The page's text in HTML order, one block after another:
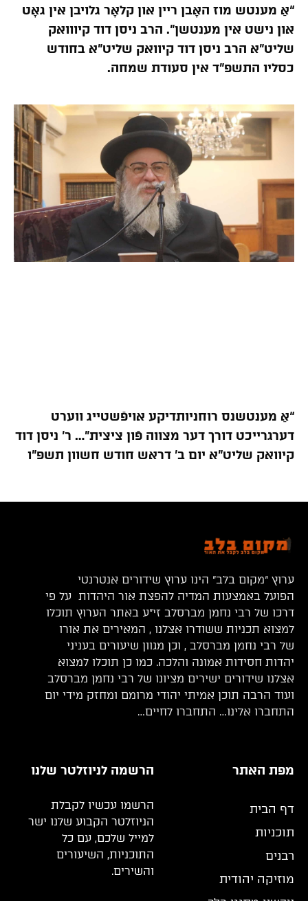
“אַ מענטש מוז האָבן ריין און קלאָר גלויבן אין גאָט
און נישט אין מענטשן”. הרב ניסן דוד קיווואק
שליט”א הרב ניסן דוד קיוואק שליט”א בחודש
כסליו התשפ”ד אין סעודת שמחה.
“אַ מענטשנס רוחניותדיקע אויפֿשטייג ווערט
דערגרייכט דורך דער מצווה פֿון ציצית”… ר’ ניסן דוד
קיוואק שליט”א יום ב’ דראש חודש חשוון תשפ”ו
ערוץ “מקום בלב” הינו ערוץ שידורים אנטרנטי
הפועל באמצעות המדיה להפצת אור היהדות על פי
דרכו של רבי נחמן מברסלב זי”ע באתר הערוץ תוכלו
למצוא תכניות ששודרו אצלנו , המאירים את אורו
של רבי נחמן מברסלב , וכן מגוון שיעורים בעניני
יהדות חסידות אמונה והלכה. כמו כן תוכלו למצוא
אצלנו שידורים ישירים מציונו של רבי נחמן מברסלב
ועוד הרבה תוכן אמיתי יהודי מרומם ומחזק מידי יום
התחברו אלינו… התחברו לחיים…
מפת האתר
דף הבית
תוכניות
רבנים
מוזיקה יהודית
הרשמה לניוזלטר שלנו
הרשמו עכשיו לקבלת
הניוזלטר הקבוע שלנו ישר
למייל שלכם, עם כל
התוכניות, השיעורים
והשירים.